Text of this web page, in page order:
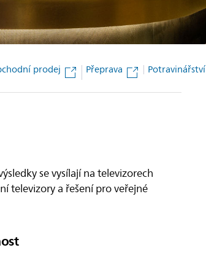
prodej Přeprava Potravinářství
se vysílají na televizorech
televizory a řešení pro veřejné